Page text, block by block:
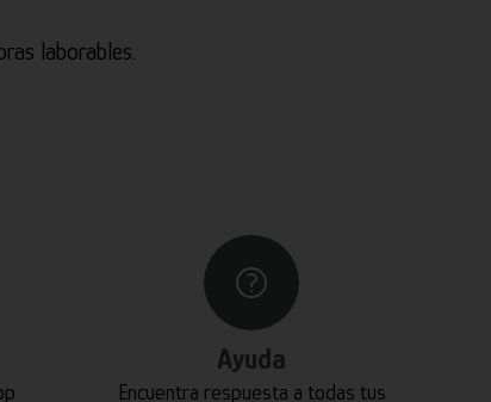
laborables.
Ayuda
Encuentra respuesta a todas tus